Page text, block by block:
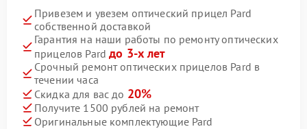
Привезем и увезем оптический прицел Pard
собственной доставкой
Гарантия на наши работы по ремонту оптических
прицелов Pardдо 3-х лет
Срочный ремонт оптических прицелов Pard в
течении часа
Скидка для вас до 20%
Получите 1500 рублей на ремонт
Оригинальные комплектующие Pard